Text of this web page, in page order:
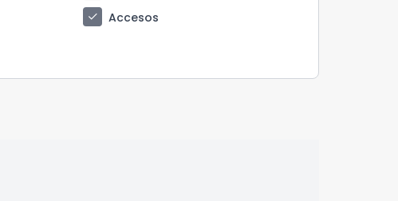
check
Accesos